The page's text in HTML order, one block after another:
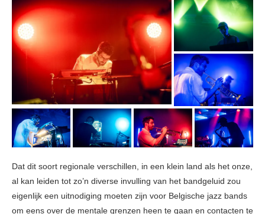
Dat dit soort regionale verschillen, in een klein land als het onze,
al kan leiden tot zo’n diverse invulling van het bandgeluid zou
eigenlijk een uitnodiging moeten zijn voor Belgische jazz bands
om eens over de mentale grenzen heen te gaan en contacten te